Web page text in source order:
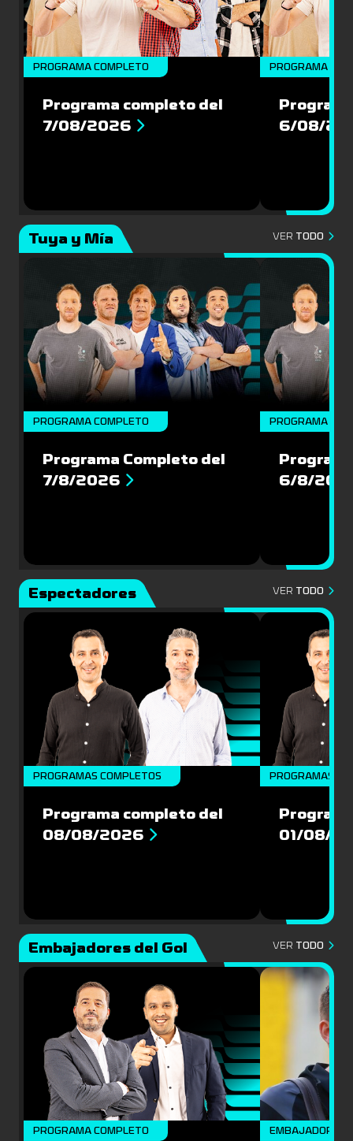
PROGRAMA COMPLETO
Programa completo del
7/08/2026
PROGRAMA
6/08/
Tuya y Mía VER TODO
PROGRAMA COMPLETO
Programa Completo del
7/8/2026
PROGRAMA
6/8/
Espectadores VER TODO
PROGRAMAS COMPLETOS
Programa completo del
08/08/2026
PROGRAMAS
01/08/
Embajadores del Gol VER TODO
PROGRAMA COMPLETO EMBAJADORES